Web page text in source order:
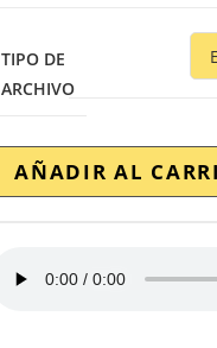
TIPO DE
ARCHIVO
AÑADIR AL